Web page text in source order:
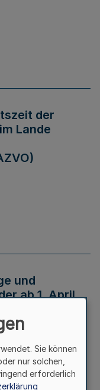
der
Lande
und
ab 1. April
Sie können
nur solchen,
erforderlich